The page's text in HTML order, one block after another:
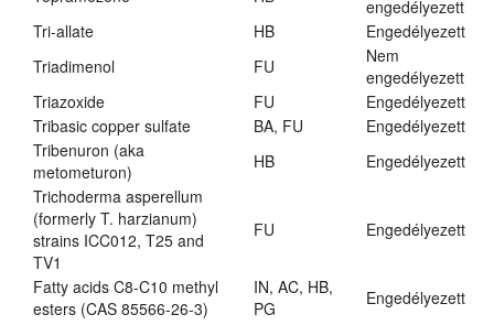
engedélyezett
Tri-allate
HB
Engedélyezett
Triadimenol
FU
Nem
engedélyezett
Triazoxide
FU
Engedélyezett
Tribasic copper sulfate
BA, FU
Engedélyezett
Tribenuron (aka
metometuron)
HB
Engedélyezett
Trichoderma asperellum
(formerly T. harzianum)
strains ICC012, T25 and
TV1
FU Engedélyezett
Fatty acids C8-C10 methyl
esters (CAS 85566-26-3)
IN, AC, HB,
PG
Engedélyezett